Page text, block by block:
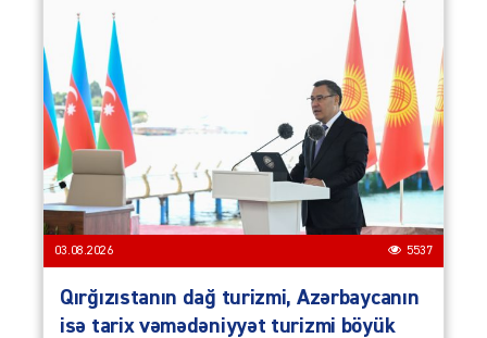
03.08.2026 5537
Qırğızıstanın dağ turizmi, Azərbaycanın
isə tarix vəmədəniyyət turizmi böyük